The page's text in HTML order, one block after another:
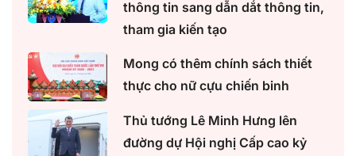
thông tin sang dẫn dắt thông tin,
tham gia kiến tạo
Mong có thêm chính sách thiết
thực cho nữ cựu chiến binh
Thủ tướng Lê Minh Hưng lên
đường dự Hội nghị Cấp cao kỷ